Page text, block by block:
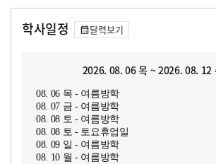
학사일정 달력보기
2026. 08. 06 목 ~ 2026. 08. 12
08. 06 목 - 여름방학
08. 07 금 - 여름방학
08. 08 토 - 여름방학
08. 08 토 - 토요휴업일
08. 09 일 - 여름방학
08. 10 월 - 여름방학